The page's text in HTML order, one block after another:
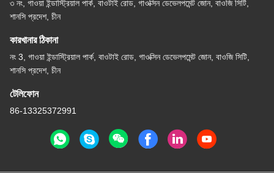
৩ নং, গাওয়া ইন্ডাস্ট্রিয়াল পার্ক, বাওটাই রোড, গাওক্সিন ডেভেলপমেন্ট জোন, বাওজি সিটি,
শানসি প্রদেশ, চীন
কারখানার ঠিকানা
নং 3, গাওয়া ইন্ডাস্ট্রিয়াল পার্ক, বাওটাই রোড, গাওক্সিন ডেভেলপমেন্ট জোন, বাওজি সিটি,
শানসি প্রদেশ, চীন
টেলিফোন
86-13325372991